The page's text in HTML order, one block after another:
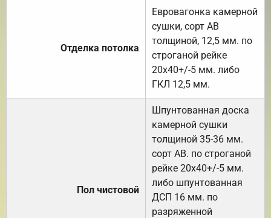
Отделка потолка
Евровагонка камерной
сушки, сорт АВ
толщиной, 12,5 мм. по
строганой рейке
20х40+/-5 мм. либо
ГКЛ 12,5 мм.
Пол чистовой
Шпунтованная доска
камерной сушки
толщиной 35-36 мм.
сорт АВ. по строганой
рейке 20х40+/-5 мм.
либо шпунтованная
ДСП 16 мм. по
разряженной